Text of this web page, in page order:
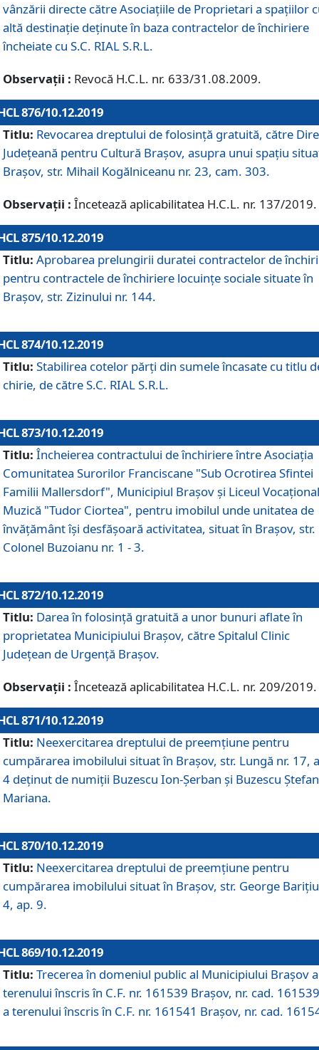
vânzării directe către Asociațiile de Proprietari a spațiilor
altă destinație deținute în baza contractelor de închiriere
încheiate cu S.C. RIAL S.R.L.
Observații : Revocă H.C.L. nr. 633/31.08.2009.
876/10.12.2019
Titlu: Revocarea dreptului de folosinţă gratuită, către
Judeţeană pentru Cultură Braşov, asupra unui spaţiu
Braşov, str. Mihail Kogălniceanu nr. 23, cam. 303.
Observații : Încetează aplicabilitatea H.C.L. nr. 137/2019.
875/10.12.2019
Titlu: Aprobarea prelungirii duratei contractelor de
pentru contractele de închiriere locuinţe sociale situate în
Braşov, str. Zizinului nr. 144.
874/10.12.2019
Titlu: Stabilirea cotelor părți din sumele încasate cu titlu
chirie, de către S.C. RIAL S.R.L.
873/10.12.2019
Titlu: Încheierea contractului de închiriere între Asociația
Comunitatea Surorilor Franciscane "Sub Ocrotirea Sfintei
Familii Mallersdorf", Municipiul Braşov şi Liceul
Muzică "Tudor Ciortea", pentru imobilul unde unitatea de
învățământ îşi desfăşoară activitatea, situat în Braşov, str.
Colonel Buzoianu nr. 1 - 3.
872/10.12.2019
Titlu: Darea în folosinţă gratuită a unor bunuri aflate în
proprietatea Municipiului Braşov, către Spitalul Clinic
Judeţean de Urgenţă Braşov.
Observații : Încetează aplicabilitatea H.C.L. nr. 209/2019.
871/10.12.2019
Titlu: Neexercitarea dreptului de preemţiune pentru
cumpărarea imobilului situat în Braşov, str. Lungă nr. 17,
4 deţinut de numiţii Buzescu Ion-Şerban și Buzescu
Mariana.
870/10.12.2019
Titlu: Neexercitarea dreptului de preemţiune pentru
cumpărarea imobilului situat în Braşov, str. George
4, ap. 9.
869/10.12.2019
Titlu: Trecerea în domeniul public al Municipiului Braşov a
terenului înscris în C.F. nr. 161539 Brașov, nr. cad.
a terenului înscris în C.F. nr. 161541 Brașov, nr. cad.